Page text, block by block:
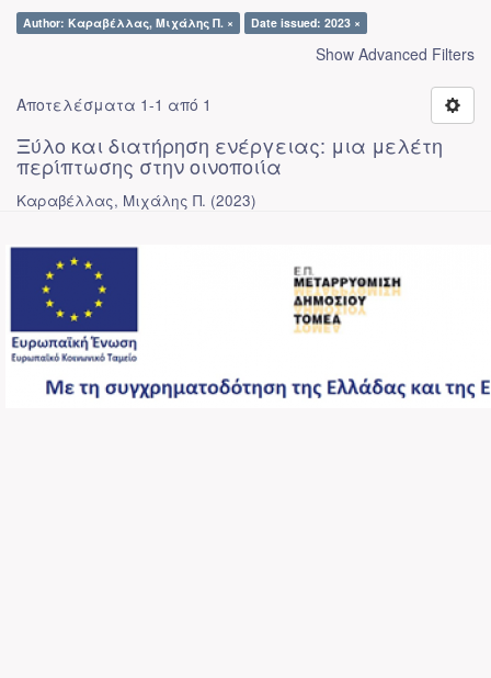
Author: Καραβέλλας, Μιχάλης Π. × Date issued: 2023 ×
Show Advanced Filters
Αποτελέσματα 1-1 από 1
Ξύλο και διατήρηση ενέργειας: μια μελέτη
περίπτωσης στην οινοποιία
Καραβέλλας, Μιχάλης Π. (2023)